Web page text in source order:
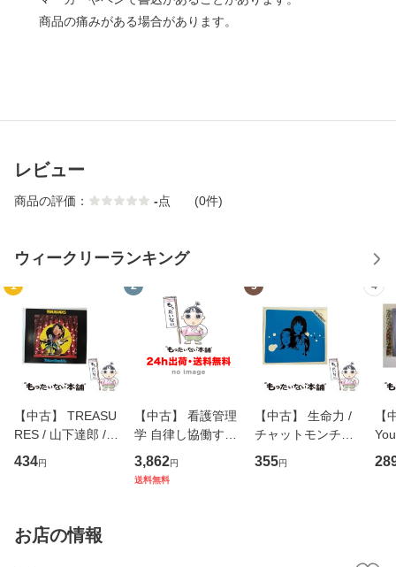
商品の痛みがある場合があります。
レビュー
商品の評価： -点 (0件)
ウィークリーランキング
1
【中古】 TREASU
RES / 山下達郎 /
イーストウエス
ト・ジャパン [CD]
434円
2
【中古】 看護管理
学 自律し協働する
専門職の看護マネ
ジメントスキル 改
3,862円
送料無料
3
【中古】 生命力 /
チャットモンチー /
キューンレコード
[CD]【メール便送
355円
4
【
のが
お店の情報